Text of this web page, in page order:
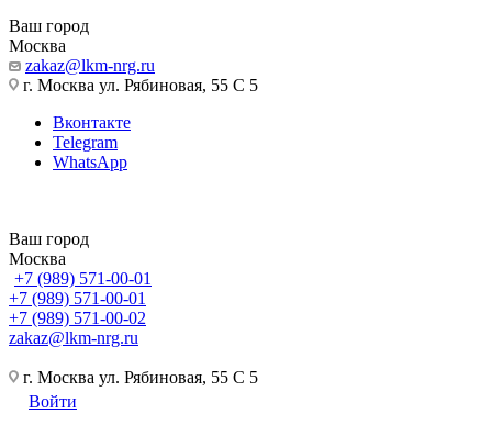
Ваш город
Москва
zakaz@lkm-nrg.ru
г. Москва ул. Рябиновая, 55 С 5
Вконтакте
Telegram
WhatsApp
Ваш город
Москва
+7 (989) 571-00-01
+7 (989) 571-00-01
+7 (989) 571-00-02
zakaz@lkm-nrg.ru
г. Москва ул. Рябиновая, 55 С 5
Войти